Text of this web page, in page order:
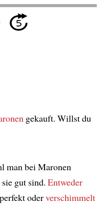
gekauft. Willst du
man bei Maronen
gut sind. Entweder
oderverschimmelt